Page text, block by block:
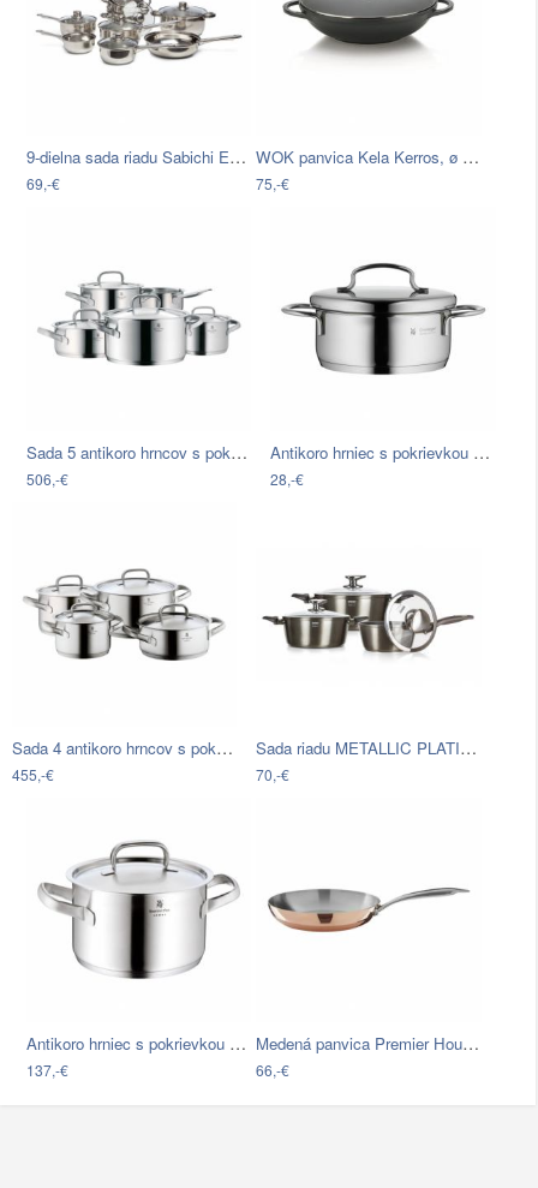
9-dielna sada riadu Sabichi Everyday…
69,-€
WOK panvica Kela Kerros, ø 32 cm
75,-€
Sada 5 antikoro hrncov s pokrievkami…
506,-€
Antikoro hrniec s pokrievkou WMF…
28,-€
Sada 4 antikoro hrncov s pokrievkami…
455,-€
Sada riadu METALLIC PLATINUM Barva:…
70,-€
Antikoro hrniec s pokrievkou WMF…
137,-€
Medená panvica Premier Housewares…
66,-€